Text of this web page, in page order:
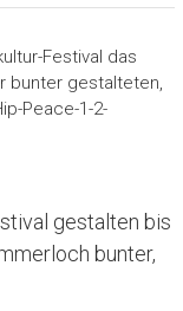
gestalten bis
bunter,